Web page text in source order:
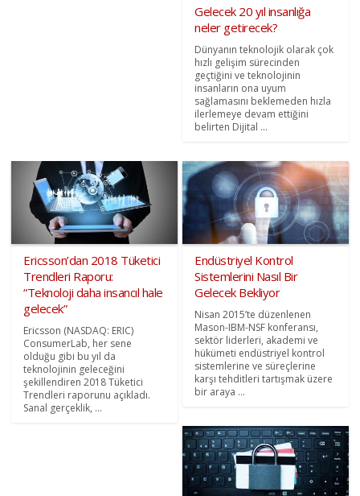
Gelecek 20 yıl insanlığa
neler getirecek?
Dünyanın teknolojik olarak çok
hızlı gelişim sürecinden
geçtiğini ve teknolojinin
insanların ona uyum
sağlamasını beklemeden hızla
ilerlemeye devam ettiğini
belirten Dijital ...
Ericsson’dan 2018 Tüketici
Trendleri Raporu:
“Teknoloji daha insancıl hale
gelecek”
Ericsson (NASDAQ: ERIC)
ConsumerLab, her sene
olduğu gibi bu yıl da
teknolojinin geleceğini
şekillendiren 2018 Tüketici
Trendleri raporunu açıkladı.
Sanal gerçeklik, ...
Endüstriyel Kontrol
Sistemlerini Nasıl Bir
Gelecek Bekliyor
Nisan 2015’te düzenlenen
Mason-IBM-NSF konferansı,
sektör liderleri, akademi ve
hükümeti endüstriyel kontrol
sistemlerine ve süreçlerine
karşı tehditleri tartışmak üzere
bir araya ...